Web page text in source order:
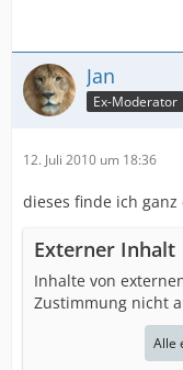
Jan
Ex-Moderator
12. Juli 2010 um 18:36
dieses finde ich ganz
Externer Inhalt
Inhalte von
Zustimmung nicht
Alle